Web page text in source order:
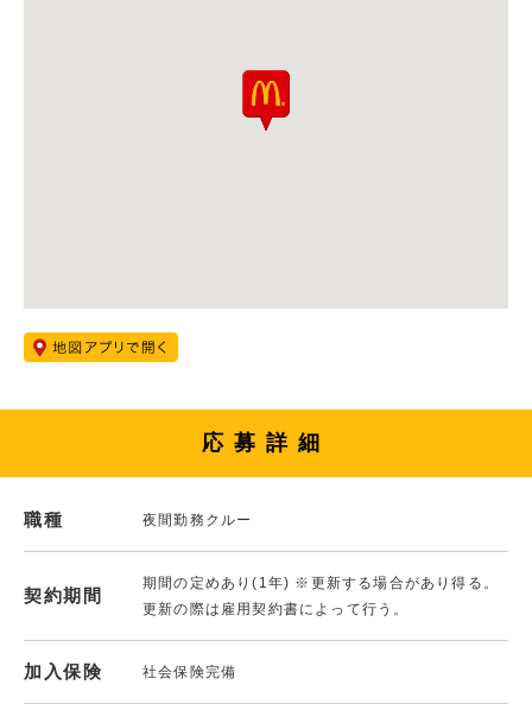
応募詳細
職種 夜間勤務クルー
契約期間
期間の定めあり(1年) ※更新する場合があり得る。
更新の際は雇用契約書によって行う。
加入保険 社会保険完備